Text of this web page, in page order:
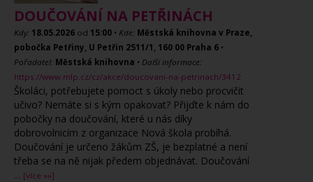
DOUČOVÁNÍ NA PETŘINÁCH
Kdy: 18.05.2026 od 15:00 • Kde: Městská knihovna v Praze,
pobočka Petřiny, U Petřin 2511/1, 160 00 Praha 6 •
Pořadatel: Městská knihovna • Další informace:
https://www.mlp.cz/cz/akce/doucovani-na-petrinach/3412
Školáci, potřebujete pomoct s úkoly nebo procvičit
učivo? Nemáte si s kým opakovat? Přijďte k nám do
pobočky na doučování, které u nás díky
dobrovolnicím z organizace Nová škola probíhá.
Doučování je určeno žákům ZŠ, je bezplatné a není
třeba se na ně nijak předem objednávat. Doučování
... [více »»]